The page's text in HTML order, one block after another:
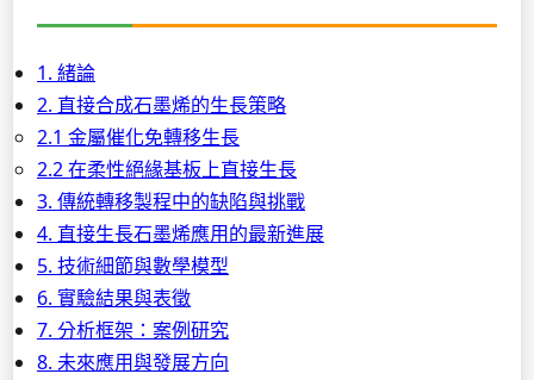
1. 緒論
2. 直接合成石墨烯的生長策略
2.1 金屬催化免轉移生長
2.2 在柔性絕緣基板上直接生長
3. 傳統轉移製程中的缺陷與挑戰
4. 直接生長石墨烯應用的最新進展
5. 技術細節與數學模型
6. 實驗結果與表徵
7. 分析框架：案例研究
8. 未來應用與發展方向